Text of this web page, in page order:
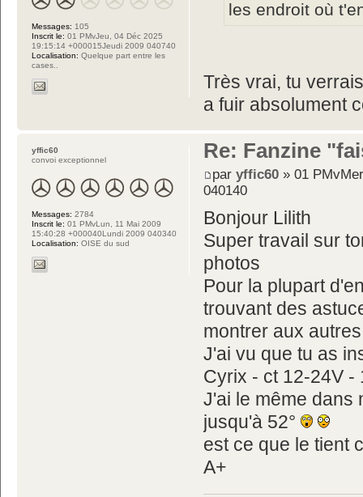
les endroit où
Très vrai, tu
a fuir absolument
Messages: 105
Inscrit le: 01 PMvJeu, 04 Déc 2025
19:15:14 +000015Jeudi 2009 040740
Localisation: Quelque part entre les
cases..
Re: Fanzine
paryffic60 » 01
040140
Bonjour Lilith
Super travail sur
photos
Pour la plupart
trouvant des
montrer aux
J'ai vu que tu as
Cyrix - ct 12-24V -
J'ai le même dans
jusqu'à 52°
est ce que le tient
A+
yffic60
convoi exceptionnel
Messages: 2784
Inscrit le: 01 PMvLun, 11 Mai 2009
15:40:28 +000040Lundi 2009 040340
Localisation: OISE du sud